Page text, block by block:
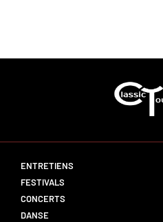
ENTRETIENS
FESTIVALS
CONCERTS
DANSE